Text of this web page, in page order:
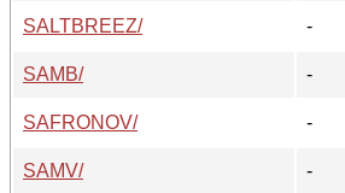
SALTBREEZ/
-
SAMB/
-
SAFRONOV/
-
SAMV/
-